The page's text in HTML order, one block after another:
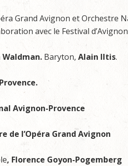
Grand Avignon et Orchestre
avec le Festival d’Avignon
Waldman. Baryton, Alain Iltis.
Avignon-Provence
de l’Opéra Grand Avignon
, Florence Goyon-Pogemberg